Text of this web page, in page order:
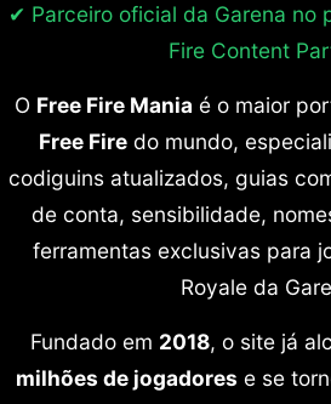
✔ Parceiro oficial da Garena no
Fire Content
O Free Fire Mania é o maior
Free Firedo mundo,
codiguins atualizados, guias
de conta, sensibilidade,
ferramentas exclusivas para
Royale da
Fundado em 2018, o site já
milhões de jogadores e se